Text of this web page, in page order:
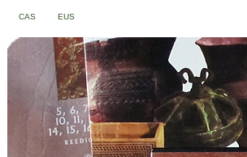
CAS EUS